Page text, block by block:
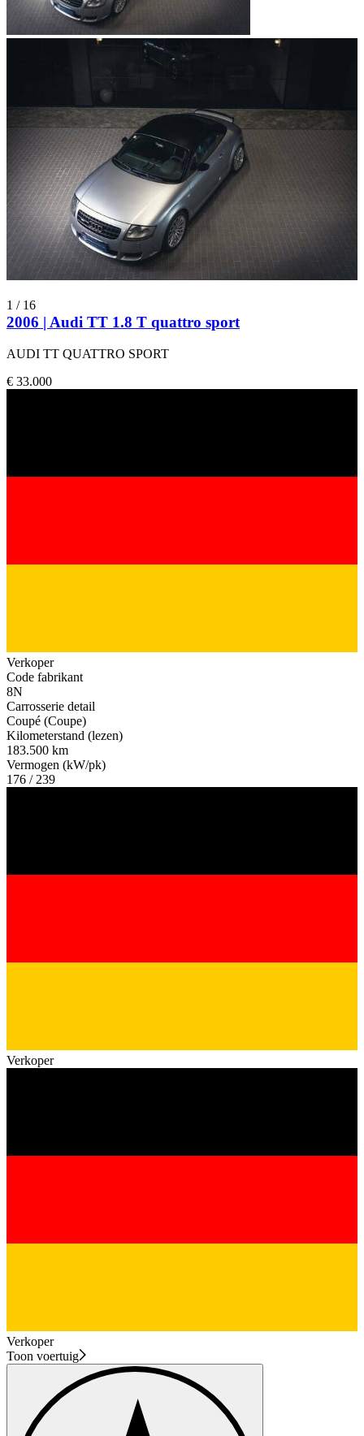
1 / 16
2006 | Audi TT 1.8 T quattro sport
AUDI TT QUATTRO SPORT
€ 33.000
Verkoper
Code fabrikant
8N
Carrosserie detail
Coupé (Coupe)
Kilometerstand (lezen)
183.500 km
Vermogen (kW/pk)
176 / 239
Verkoper
Verkoper
Toon voertuig